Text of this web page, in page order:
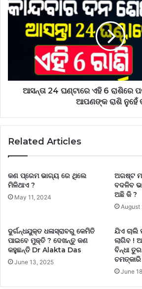
ଆସନ୍ତା 24 ଘଣ୍ଟାରେ ଏହି 6 ରାଶିରେ
ଆପଣଙ୍କ ରାଶି ନୁହେଁ
Related Articles
କଣ ପ୍ରେମ ଭାଗ୍ୟ ରେ ଥିଲେ
ମିଳିଥାଏ ?
May 11, 2024
ଅଗଷ୍ଟ
ବଦଳିବ
ଅଛି କି ?
August
ଦୁର୍ଗନ୍ଧଯୁକ୍ତ ଧଳାସ୍ରାବରୁ କେମିତି
ପାଇବେ ମୁକ୍ତି ? ଦେଖନ୍ତୁ କଣ
କହୁଛନ୍ତି Dr Alakta Das
June 13, 2025
ଯିଏ ଚାଲି
ଲାଗିବ !
ବିନ୍ଧା
June